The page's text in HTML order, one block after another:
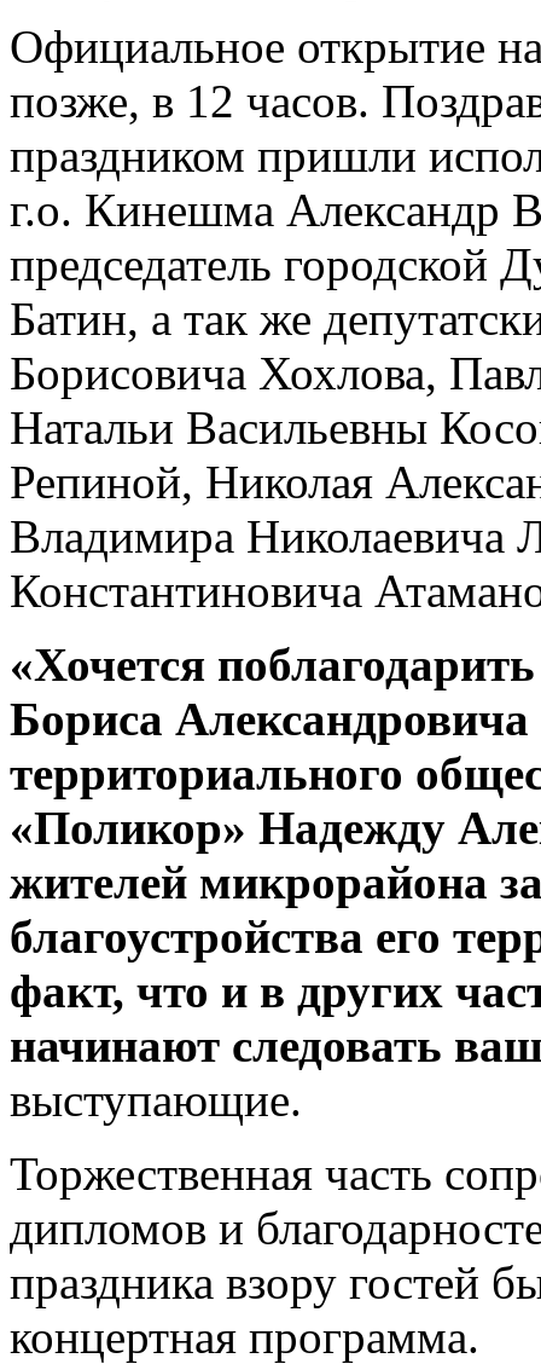
Официальное открытие
позже, в 12 часов.
праздником пришли
г.о. Кинешма Александр
председатель
Батин, а так же
Борисовича Хохлова,
Натальи Васильевны
Репиной, Николая
Владимира Николаевича
Константиновича
«Хочется
Бориса
территориального
«Поликор» Надежду
жителей микрорайона
благоустройства его
факт, что и в других
начинают следовать
выступающие.
Торжественная часть
дипломов и
праздника взору гостей
концертная программа.